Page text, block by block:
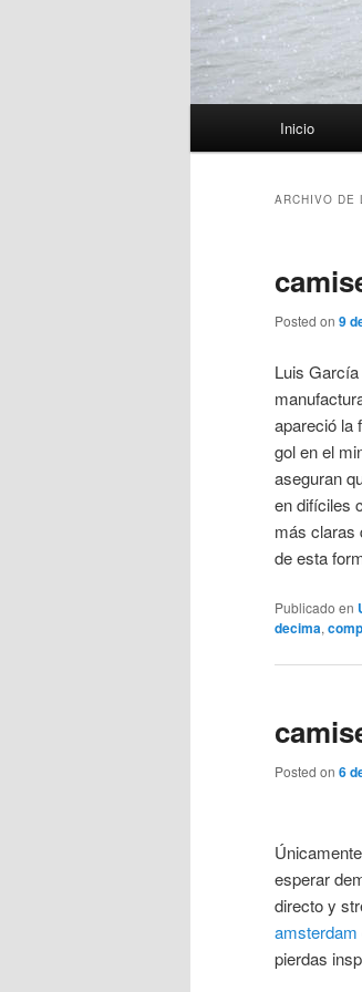
Inicio
ARCHIVO DE
Posted on 9
Luis
apareció la
gol en el
aseguran
en difíciles
más claras
de esta
Publicado en
decima,
Posted on 6
esperar
directo y
amsterdam
pierdas